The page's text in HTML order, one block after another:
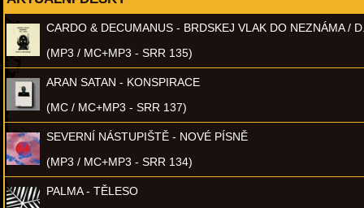
CARDO & DECUMANUS - BRDSKEJ VLAK DO NEZNÁMA /
(MP3 / MC+MP3 - SRR 135)
ARAN SATAN - KONSPIRACE
(MC / MC+MP3 - SRR 137)
SEVERNÍ NÁSTUPIŠTĚ - NOVÉ PÍSNĚ
(MP3 / MC+MP3 - SRR 134)
PALMA - TĚLESO